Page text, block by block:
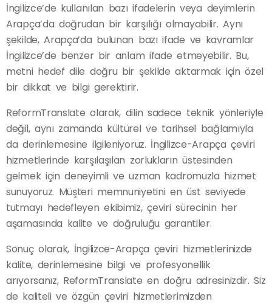
İngilizce’de kullanılan bazı ifadelerin veya deyimlerin
Arapça’da doğrudan bir karşılığı olmayabilir. Aynı
şekilde, Arapça’da bulunan bazı ifade ve kavramlar
İngilizce’de benzer bir anlam ifade etmeyebilir. Bu,
metni hedef dile doğru bir şekilde aktarmak için özel
bir dikkat ve bilgi gerektirir.
ReformTranslate olarak, dilin sadece teknik yönleriyle
değil, aynı zamanda kültürel ve tarihsel bağlamıyla
da derinlemesine ilgileniyoruz. İngilizce-Arapça çeviri
hizmetlerinde karşılaşılan zorlukların üstesinden
gelmek için deneyimli ve uzman kadromuzla hizmet
sunuyoruz. Müşteri memnuniyetini en üst seviyede
tutmayı hedefleyen ekibimiz, çeviri sürecinin her
aşamasında kalite ve doğruluğu garantiler.
Sonuç olarak, İngilizce-Arapça çeviri hizmetlerinizde
kalite, derinlemesine bilgi ve profesyonellik
arıyorsanız, ReformTranslate en doğru adresinizdir. Siz
de kaliteli ve özgün çeviri hizmetlerimizden